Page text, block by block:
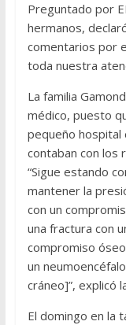
Preguntado por
hermanos,
comentarios por
toda nuestra
La familia
médico, puesto
pequeño hospital
contaban con los
“Sigue estando
mantener la
con un
una fractura con
compromiso
un
cráneo]”, explicó
El domingo en la